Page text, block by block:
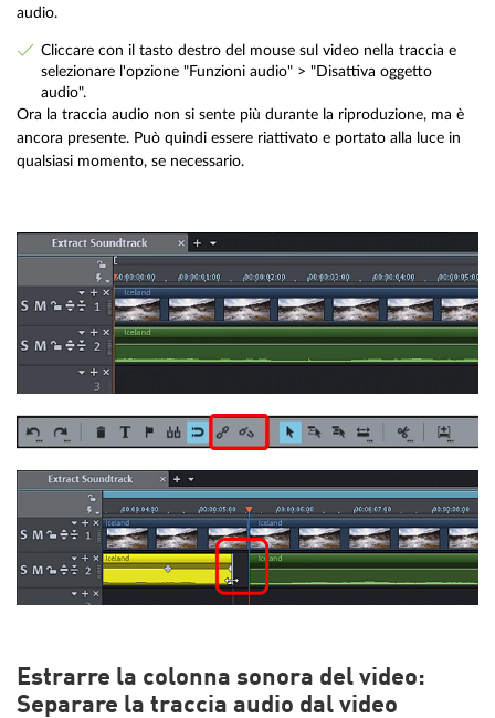
audio.
Cliccare con il tasto destro del mouse sul video nella traccia e
selezionare l'opzione "Funzioni audio" > "Disattiva oggetto
audio".
Ora la traccia audio non si sente più durante la riproduzione, ma è
ancora presente. Può quindi essere riattivato e portato alla luce in
qualsiasi momento, se necessario.
Estrarre la colonna sonora del video:
Separare la traccia audio dal video